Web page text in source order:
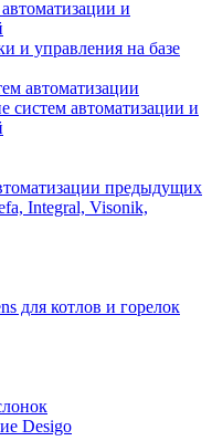
и
и управления на базе
автоматизации
систем автоматизации и
предыдущих
Integral, Visonik,
для котлов и горелок
Desigo